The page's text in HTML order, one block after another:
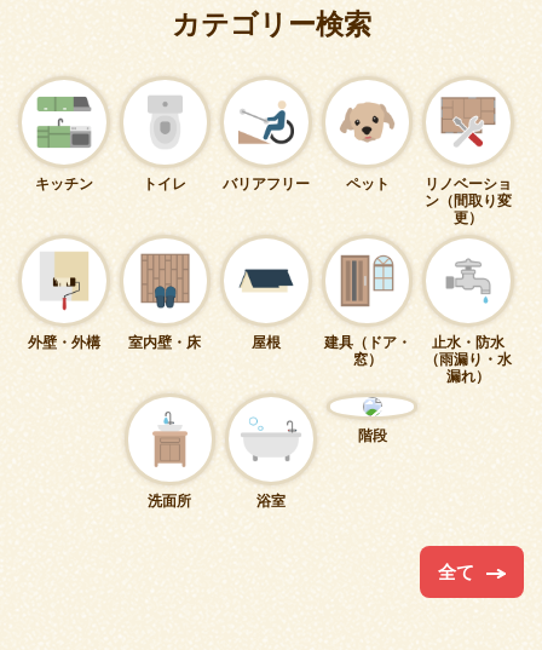
カテゴリー検索
キッチン トイレ バリアフリー ペット
リノベーショ
ン（間取り変
更）
外壁・外構 室内壁・床 屋根
建具（ドア・
窓）
止水・防水
（雨漏り・水
漏れ）
洗面所 浴室
階段
全て